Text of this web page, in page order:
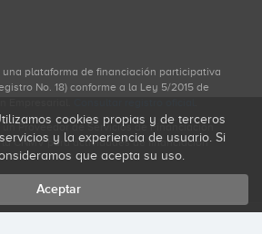
una plataforma de financiación participativa
No. 18) conforme a la Ley 5/2015 de
un Proveedor de Servicios de Financiación
CNMV para actividades de financiación
cookies propias y de terceros
y la experiencia de usuario. Si
que acepta su uso.
Aceptar